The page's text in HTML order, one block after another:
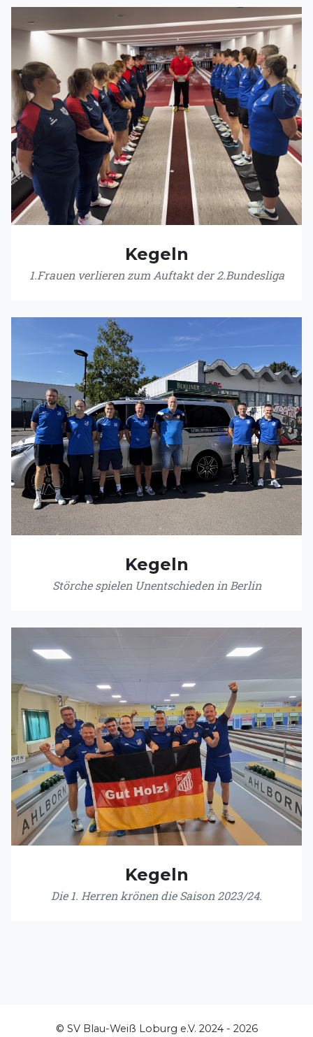
Kegeln
1.Frauen verlieren zum Auftakt der 2.Bundesliga
Kegeln
Störche spielen Unentschieden in Berlin
Kegeln
Die 1. Herren krönen die Saison 2023/24.
© SV Blau-Weiß Loburg e.V. 2024 - 2026